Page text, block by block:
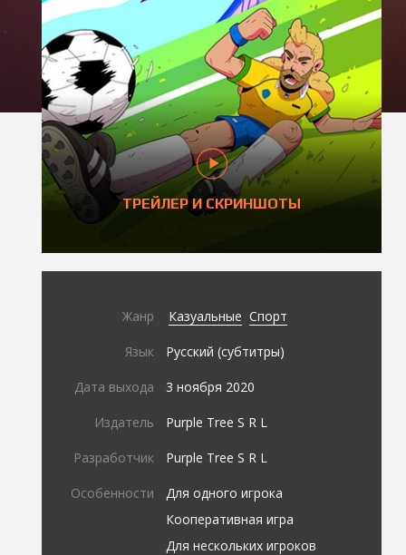
ТРЕЙЛЕР И СКРИНШОТЫ
Жанр Казуальные Спорт
Язык Русский (субтитры)
Дата выхода 3 ноября 2020
Издатель Purple Tree S R L
Разработчик Purple Tree S R L
Особенности
Для одного игрока
Кооперативная игра
Для нескольких игроков